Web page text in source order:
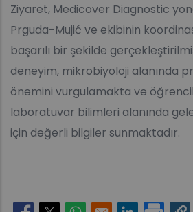
Ziyaret, Medicover Diagnostic
Prguda-Mujić ve ekibinin
başarılı bir şekilde
deneyim, mikrobiyoloji alanında
önemini vurgulamakta ve
laboratuvar bilimleri alanında
için değerli bilgiler sunmaktadır.